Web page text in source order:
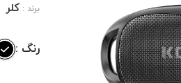
برند : کلر
رنگ :